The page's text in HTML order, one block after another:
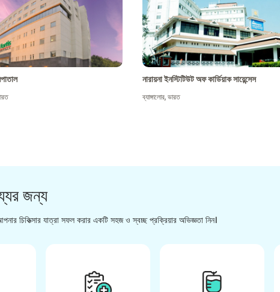
নারায়না ইনস্টিটিউট অফ কার্ডিয়াক সায়েন্সেস
ব্যাঙ্গালোর,ভারত
জন্য
চিকিত্সার যাত্রা সফল করার একটি সহজ ও স্বচ্ছ প্রক্রিয়ার অভিজ্ঞতা নিন।